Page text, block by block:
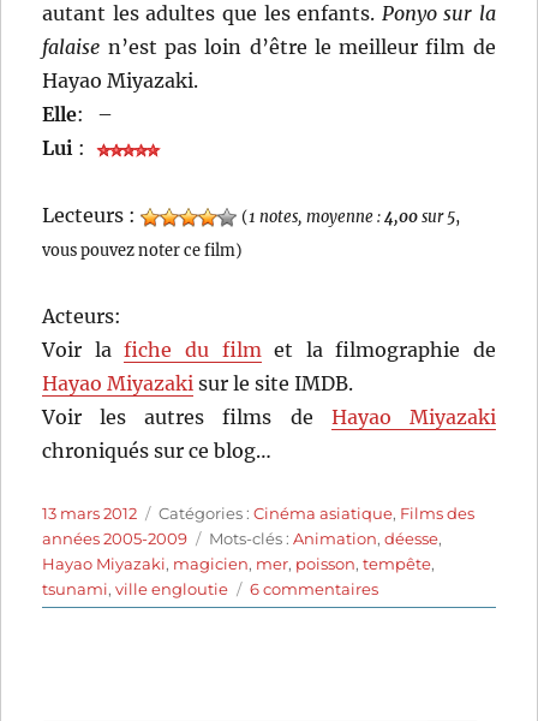
autant les adultes que les enfants. Ponyo sur la
falaise n’est pas loin d’être le meilleur film de
Hayao Miyazaki.
Elle:
–
Lui :
Lecteurs : (1 notes, moyenne :4,00sur 5,
vous pouvez noter ce film)
Acteurs:
Voir lafiche du filmet la filmographie de
Hayao Miyazaki sur le site IMDB.
Voir les autres films de Hayao Miyazaki
chroniqués sur ce blog…
Publié
le
13 mars 2012 Catégories
Catégories :Cinéma asiatique, Films des
années 2005-2009
Étiquettes
Mots-clés :Animation,déesse,
Hayao Miyazaki, magicien, mer, poisson,tempête,
tsunami,ville engloutie 6 commentairessur
Ponyo